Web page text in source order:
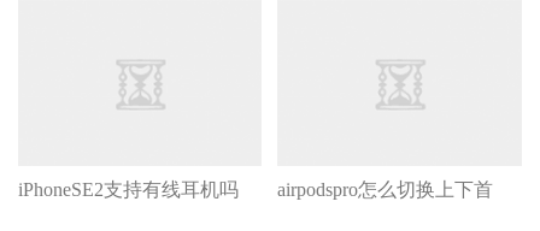
iPhoneSE2支持有线耳机吗 airpodspro怎么切换上下首